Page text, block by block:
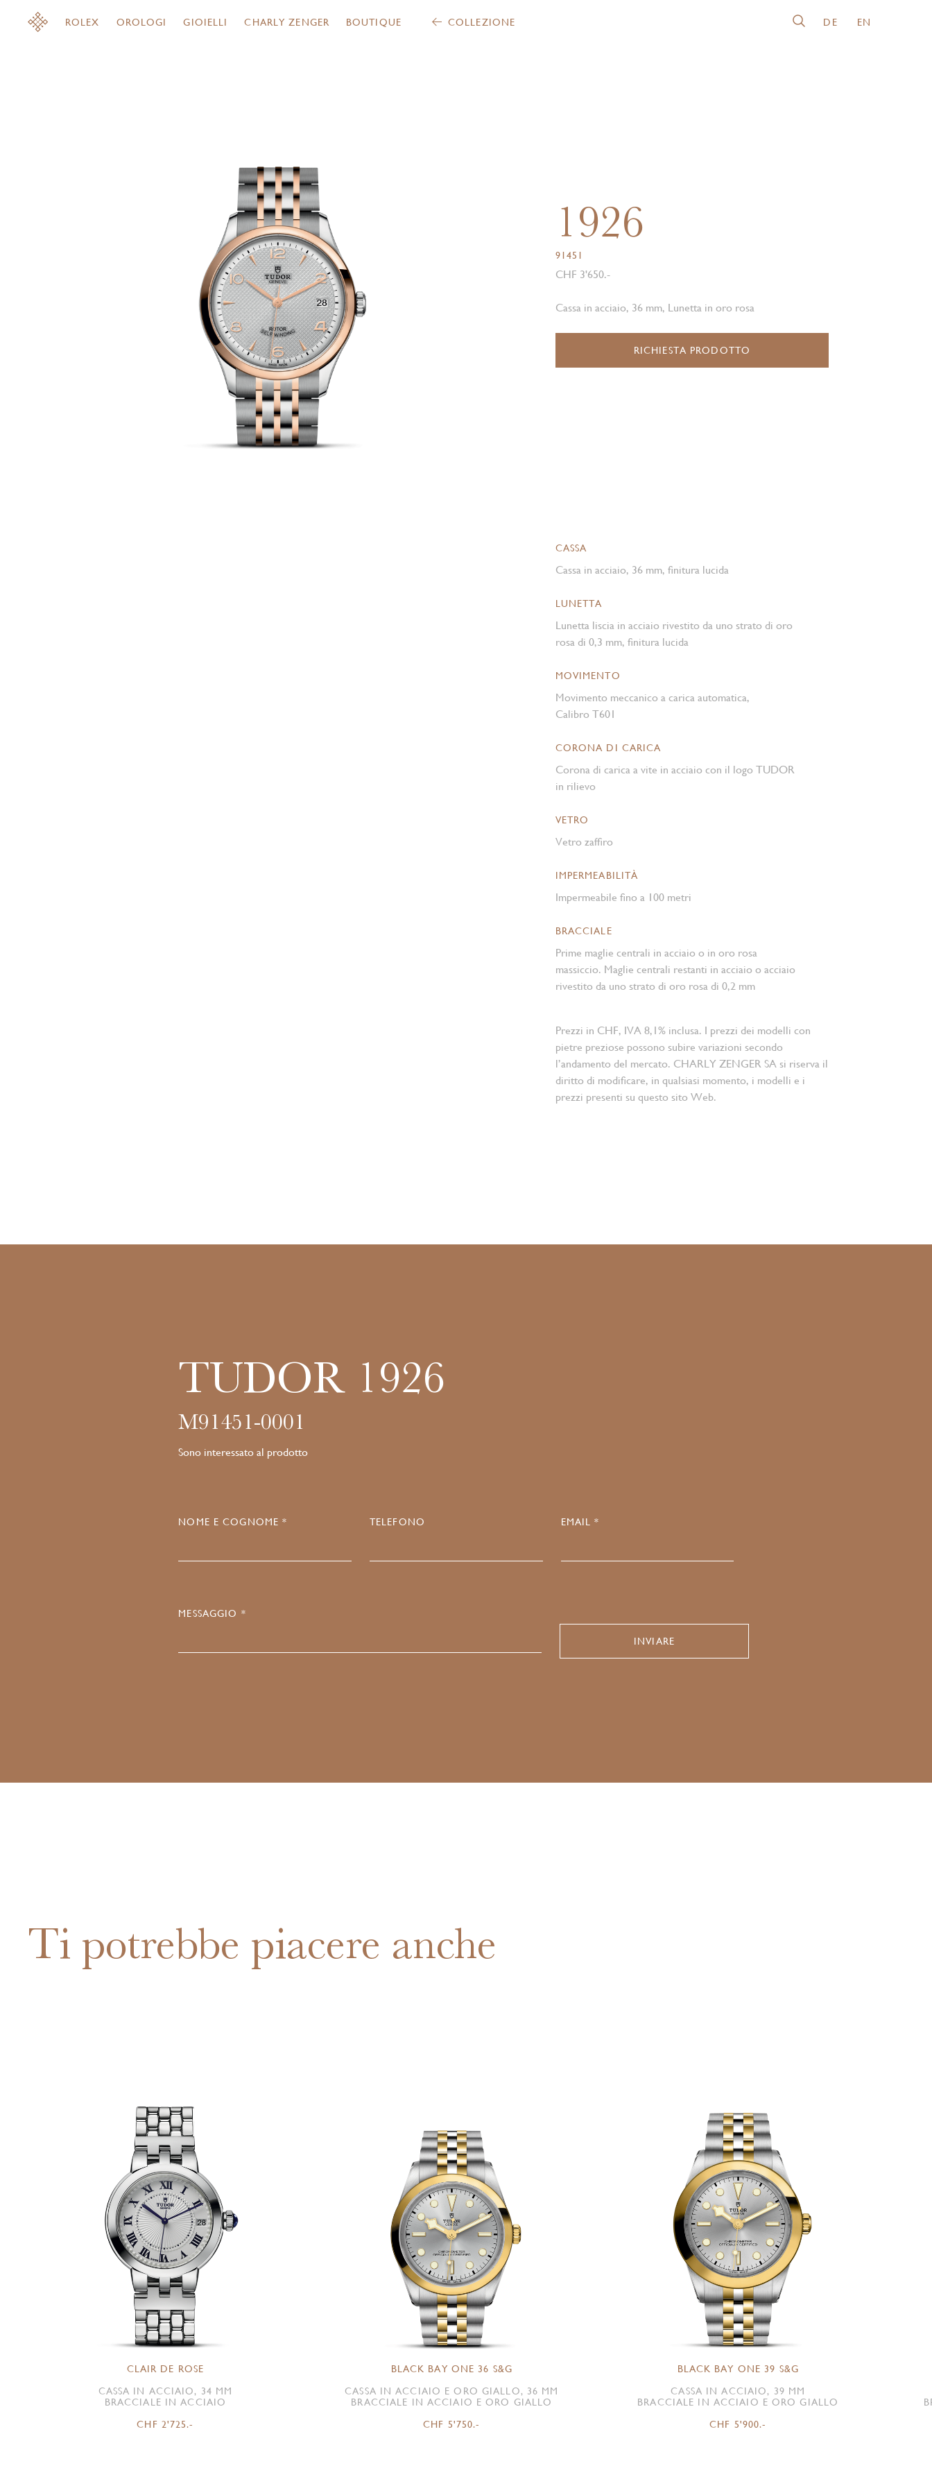
ROLEX OROLOGI GIOIELLI CHARLY ZENGER BOUTIQUE COLLEZIONE DE EN
1926
91451
CHF 3'650.-
Cassa in acciaio, 36 mm, Lunetta in oro rosa
RICHIESTA PRODOTTO
CASSA
Cassa in acciaio, 36 mm, finitura lucida
LUNETTA
Lunetta liscia in acciaio rivestito da uno strato di oro
rosa di 0,3 mm, finitura lucida
MOVIMENTO
Movimento meccanico a carica automatica,
Calibro T601
CORONA DI CARICA
Corona di carica a vite in acciaio con il logo TUDOR
in rilievo
VETRO
Vetro zaffiro
IMPERMEABILITÀ
Impermeabile fino a 100 metri
BRACCIALE
Prime maglie centrali in acciaio o in oro rosa
massiccio. Maglie centrali restanti in acciaio o acciaio
rivestito da uno strato di oro rosa di 0,2 mm
Prezzi in CHF, IVA 8,1% inclusa. I prezzi dei modelli con
pietre preziose possono subire variazioni secondo
l’andamento del mercato. CHARLY ZENGER SA si riserva il
diritto di modificare, in qualsiasi momento, i modelli e i
prezzi presenti su questo sito Web.
TUDOR 1926
M91451-0001
Sono interessato al prodotto
NOME E COGNOME * TELEFONO EMAIL *
MESSAGGIO *
Ti potrebbe piacere anche
CLAIR DE ROSE
CASSA IN ACCIAIO, 34 MM
BRACCIALE IN ACCIAIO
CHF 2'725.-
BLACK BAY ONE 36 S&G
CASSA IN ACCIAIO E ORO GIALLO, 36 MM
BRACCIALE IN ACCIAIO E ORO GIALLO
CHF 5'750.-
BLACK BAY ONE 39 S&G
CASSA IN ACCIAIO, 39 MM
BRACCIALE IN ACCIAIO E ORO GIALLO
CHF 5'900.-